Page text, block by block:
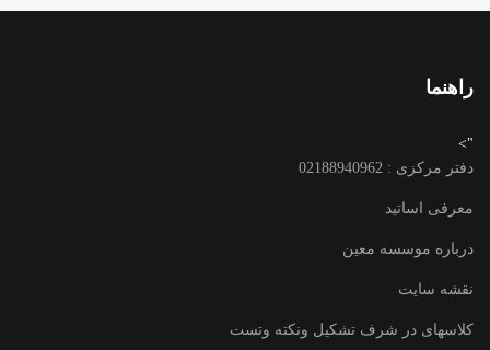
راهنما
">
دفتر مرکزی : 02188940962
معرفی اساتید
درباره موسسه معین
نقشه سایت
کلاسهای در شرف تشکیل ونکته وتست